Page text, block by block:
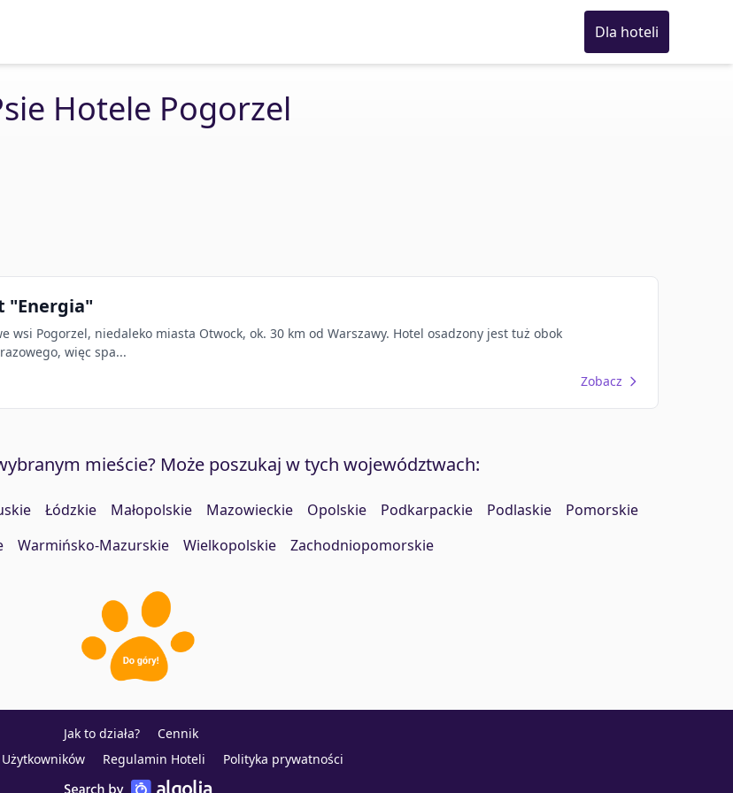
Dla hoteli
Hotele Pogorzel
"Energia"
wsi Pogorzel, niedaleko miasta Otwock, ok. 30 km od Warszawy. Hotel osadzony jest tuż obok
więc spa...
Zobacz
mieście? Może poszukaj w tych województwach:
Łódzkie Małopolskie Mazowieckie Opolskie Podkarpackie Podlaskie
Pomorskie
Warmińsko-Mazurskie Wielkopolskie Zachodniopomorskie
Jak to działa?
Cennik
Regulamin Hoteli Polityka prywatności